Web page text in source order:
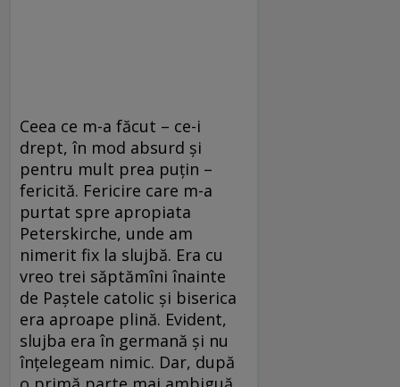
Ceea ce m-a făcut – ce-i
drept, în mod absurd şi
pentru mult prea puţin –
fericită. Fericire care m-a
purtat spre apropiata
Peterskirche, unde am
nimerit fix la slujbă. Era cu
vreo trei săptămîni înainte
de Paştele catolic şi biserica
era aproape plină. Evident,
slujba era în germană şi nu
înţelegeam nimic. Dar, după